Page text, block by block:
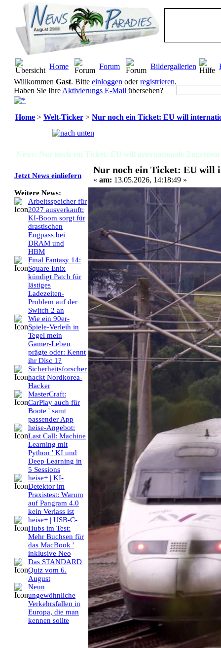
Home Forum Bildergallerien
Willkommen Gast. Bitte einloggen oderregistrieren.
Haben Sie Ihre Aktivierungs E-Mail übersehen?
Home > Welt-Ticker > Nur noch ein Ticket: EU will
News: Nur noch ein Ticket: EU will internationale
Jetzt News einliefern
Weitere News:
Arbeitsspeicher für
2027 ausverkauft:
KI-Boom sorgt für
drastischen
Engpass bei
DRAM und
HBM
Final Fantasy 14:
Square Enix
kündigt Patch für
lästiges
Ladezeiten-
Problem auf der
Switch 2 an
Wie ein 90er-
Spiele-Verleih in
Tegel mein
Gamer-Leben
prägte oder: Kennt
ihr Disc 1?
Sicherheitsforscher
hackt Nordkorea-
Hacker
MasterCraft:
CarPlay auch für
Boote ' samt
passender App
heise-Angebot:
Last Call: Machine
Learning mit
Python ' KI und
Deep Learning in
5 Sessions
heise+ | KI-
Detektor im
Praxistest: Warum
auf Pangram 4.0
kein Verlass ist
heise+ | USB-C-
Hubs im Test:
Mehr Buchsen für
das MacBook '
inklusive Neo
Das STANDARD
Quiz vom 6.
August
Neun
ungewöhnliche
Verkehrsfallen in
Europa, die man
kennen sollte
Nur noch ein Ticket: EU will
« am: 13.05.2026, 14:18:49 »